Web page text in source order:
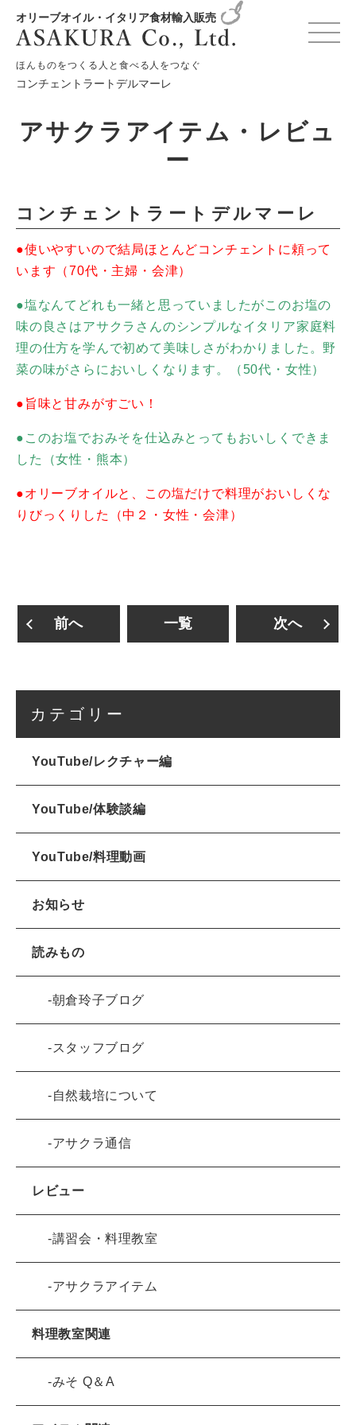
オリーブオイル・イタリア食材輸入販売
ほんものをつくる人と食べる人をつなぐ
HOME お知らせ
アサクラアイテム
コンチェントラートデルマーレ
アサクラアイテム・レビュ
ー
コンチェントラートデルマーレ
●使いやすいので結局ほとんどコンチェントに頼って
います（70代・主婦・会津）
●塩なんてどれも一緒と思っていましたがこのお塩の
味の良さはアサクラさんのシンプルなイタリア家庭料
理の仕方を学んで初めて美味しさがわかりました。野
菜の味がさらにおいしくなります。（50代・女性）
●旨味と甘みがすごい！
●このお塩でおみそを仕込みとってもおいしくできま
した（女性・熊本）
●オリーブオイルと、この塩だけで料理がおいしくな
りびっくりした（中２・女性・会津）
前へ 一覧 次へ
カテゴリー
YouTube/レクチャー編
YouTube/体験談編
YouTube/料理動画
お知らせ
読みもの
朝倉玲子ブログ
スタッフブログ
自然栽培について
アサクラ通信
レビュー
講習会・料理教室
アサクラアイテム
料理教室関連
みそ Q＆A